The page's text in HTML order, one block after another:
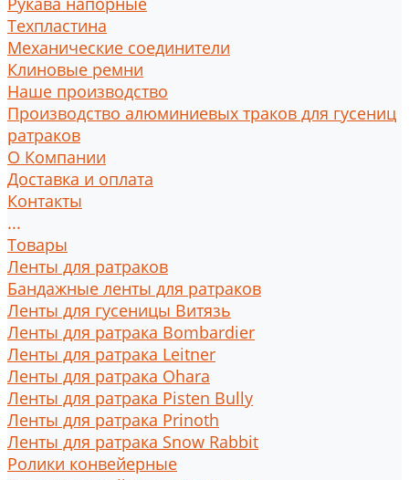
Техпластина
Механические соединители
Клиновые ремни
Наше производство
Производство алюминиевых траков для гусениц
ратраков
О Компании
Доставка и оплата
Контакты
...
Товары
Ленты для ратраков
Бандажные ленты для ратраков
Ленты для гусеницы Витязь
Ленты для ратрака Bombardier
Ленты для ратрака Leitner
Ленты для ратрака Ohara
Ленты для ратрака Pisten Bully
Ленты для ратрака Prinoth
Ленты для ратрака Snow Rabbit
Ролики конвейерные